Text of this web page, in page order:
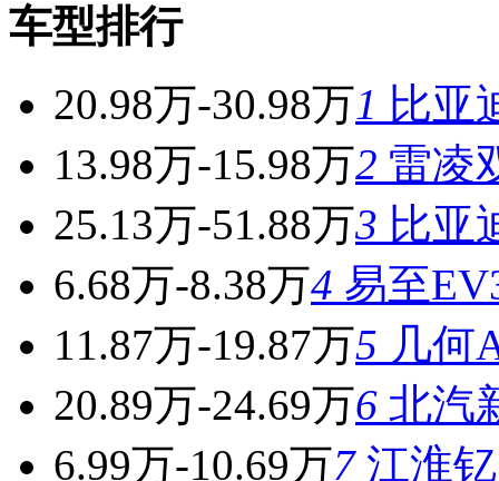
车型排行
20.98万-30.98万1 比亚
13.98万-15.98万2 雷凌
25.13万-51.88万3 比亚
6.68万-8.38万4 易至
11.87万-19.87万5 几何
20.89万-24.69万6 北汽
6.99万-10.69万7江淮